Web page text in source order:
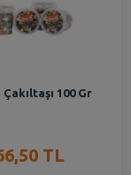
Çakıltaşı 100 Gr
TL